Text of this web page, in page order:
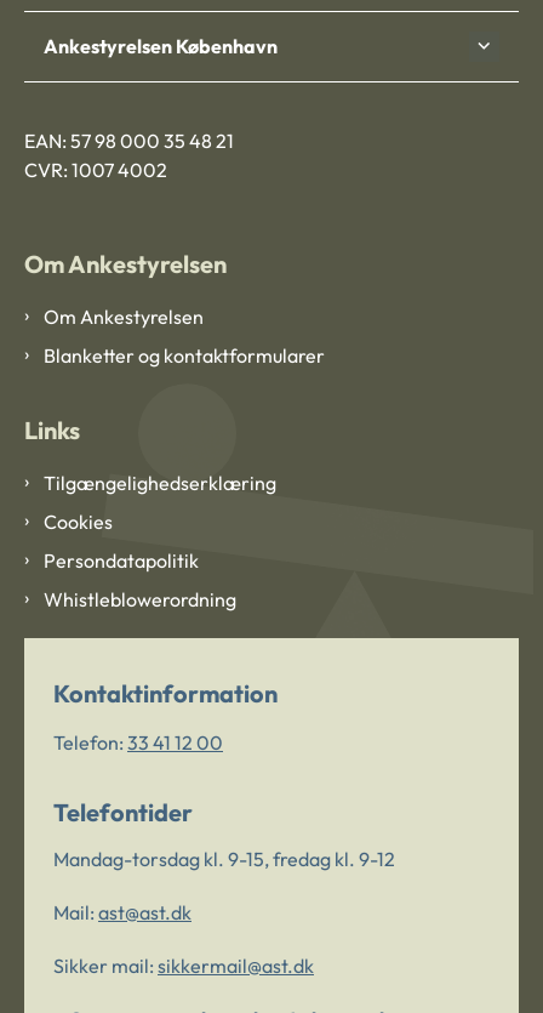
Ankestyrelsen København
EAN: 57 98 000 35 48 21
CVR: 1007 4002
Om Ankestyrelsen
Om Ankestyrelsen
Blanketter og kontaktformularer
Links
Tilgængelighedserklæring
Cookies
Persondatapolitik
Whistleblowerordning
Kontaktinformation
Telefon: 33 41 12 00
Telefontider
Mandag-torsdag kl. 9-15, fredag kl. 9-12
Mail: ast@ast.dk
Sikker mail: sikkermail@ast.dk